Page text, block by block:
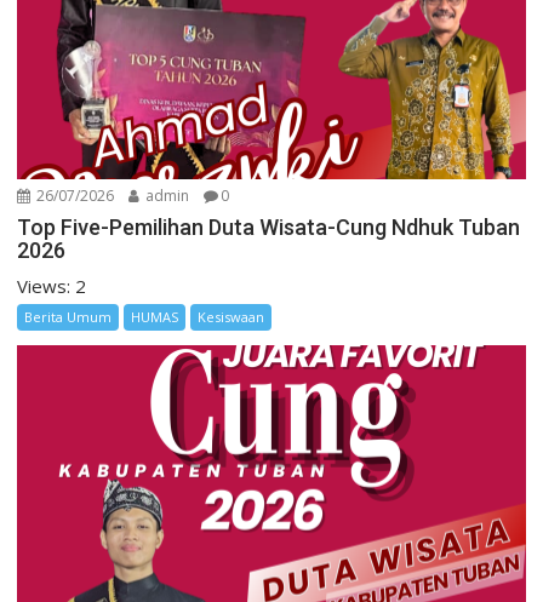
26/07/2026 admin 0
Top Five-Pemilihan Duta Wisata-Cung Ndhuk Tuban
2026
Views: 2
Berita Umum HUMAS Kesiswaan